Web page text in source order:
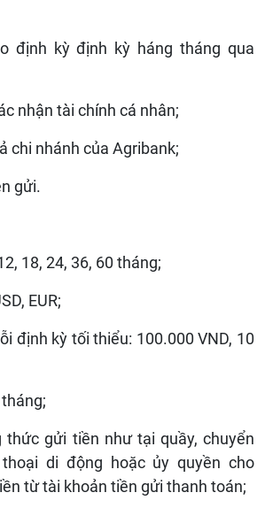
định kỳ định kỳ háng tháng qua
nhận tài chính cá nhân;
chi nhánh của Agribank;
gửi.
18, 24, 36, 60 tháng;
EUR;
định kỳ tối thiểu: 100.000 VND, 10
thức gửi tiền như tại quầy, chuyển
di động hoặc ủy quyền cho
từ tài khoản tiền gửi thanh toán;